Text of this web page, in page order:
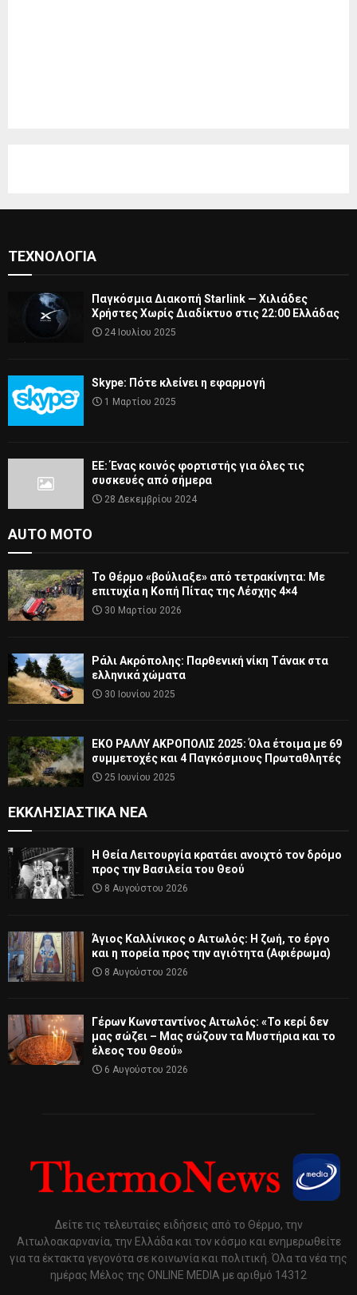
ΤΕΧΝΟΛΟΓΊΑ
Παγκόσμια Διακοπή Starlink — Χιλιάδες
Χρήστες Χωρίς Διαδίκτυο στις 22:00 Ελλάδας
24 Ιουλίου 2025
Skype: Πότε κλείνει η εφαρμογή
1 Μαρτίου 2025
ΕΕ: Ένας κοινός φορτιστής για όλες τις
συσκευές από σήμερα
28 Δεκεμβρίου 2024
AUTO MOTO
Το Θέρμο «βούλιαξε» από τετρακίνητα: Με
επιτυχία η Κοπή Πίτας της Λέσχης 4×4
30 Μαρτίου 2026
Ράλι Ακρόπολης: Παρθενική νίκη Τάνακ στα
ελληνικά χώματα
30 Ιουνίου 2025
ΕΚΟ ΡΑΛΛΥ ΑΚΡΟΠΟΛΙΣ 2025: Όλα έτοιμα με 69
συμμετοχές και 4 Παγκόσμιους Πρωταθλητές
25 Ιουνίου 2025
ΕΚΚΛΗΣΙΑΣΤΙΚΆ ΝΈΑ
Η Θεία Λειτουργία κρατάει ανοιχτό τον δρόμο
προς την Βασιλεία του Θεού
8 Αυγούστου 2026
Άγιος Καλλίνικος ο Αιτωλός: Η ζωή, το έργο
και η πορεία προς την αγιότητα (Αφιέρωμα)
8 Αυγούστου 2026
Γέρων Κωνσταντίνος Αιτωλός: «Το κερί δεν
μας σώζει – Μας σώζουν τα Μυστήρια και το
έλεος του Θεού»
6 Αυγούστου 2026
Δείτε τις τελευταίες ειδήσεις από το Θέρμο, την
Αιτωλοακαρνανία, την Ελλάδα και τον κόσμο και ενημερωθείτε
για τα έκτακτα γεγονότα σε κοινωνία και πολιτική. Όλα τα νέα της
ημέρας Μέλος της ONLINE MEDIA με αριθμό 14312